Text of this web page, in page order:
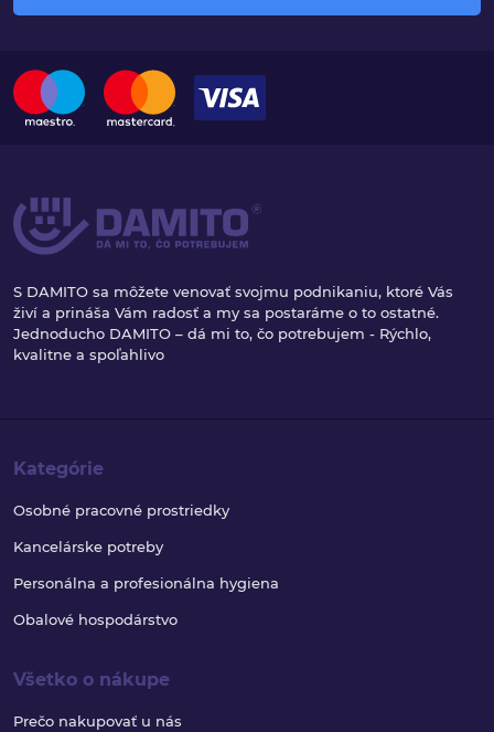
S DAMITO sa môžete venovať svojmu podnikaniu, ktoré Vás
živí a prináša Vám radosť a my sa postaráme o to ostatné.
Jednoducho DAMITO – dá mi to, čo potrebujem - Rýchlo,
kvalitne a spoľahlivo
Kategórie
Osobné pracovné prostriedky
Kancelárske potreby
Personálna a profesionálna hygiena
Obalové hospodárstvo
Všetko o nákupe
Prečo nakupovať u nás